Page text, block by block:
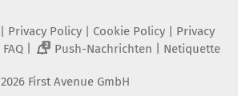
| Privacy Policy| Cookie Policy| Privacy
FAQ| 2 Push-Nachrichten | Netiquette
2026 First Avenue GmbH